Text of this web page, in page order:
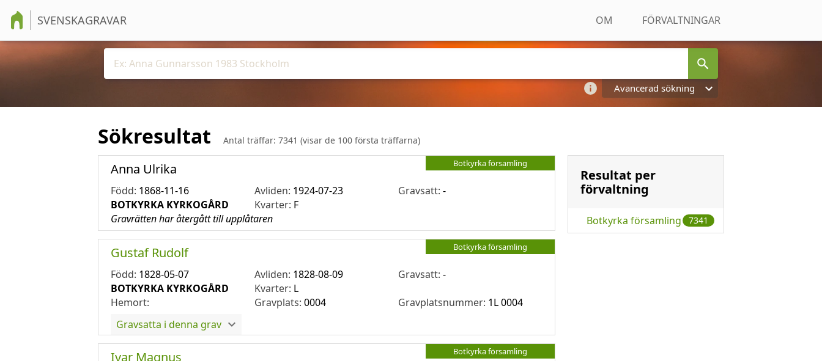
SVENSKAGRAVAR OM FÖRVALTNINGAR
Avancerad sökning
Sökresultat Antal träffar: 7341 (visar de 100 första träffarna)
Resultat per
förvaltning
Botkyrka församling 7341
Botkyrka församling
Anna Ulrika
Född: 1868-11-16 Avliden: 1924-07-23 Gravsatt:-
BOTKYRKA KYRKOGÅRD
Kvarter: F
Gravrätten har återgått till upplåtaren
Botkyrka församling
Gustaf Rudolf
Född: 1828-05-07 Avliden: 1828-08-09 Gravsatt:-
BOTKYRKA KYRKOGÅRD
Kvarter: L
Hemort:
Gravplats:0004 Gravplatsnummer: 1L 0004
Gravsatta i denna grav
Botkyrka församling
Ivar Magnus